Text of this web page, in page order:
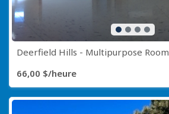
Deerfield Hills - Multipurpose Room
66,00 $/heure